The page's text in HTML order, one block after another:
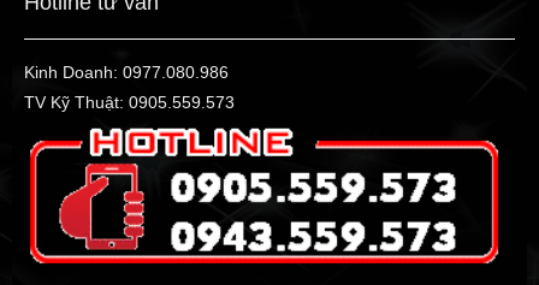
Kinh Doanh: 0977.080.986
TV Kỹ Thuật: 0905.559.573